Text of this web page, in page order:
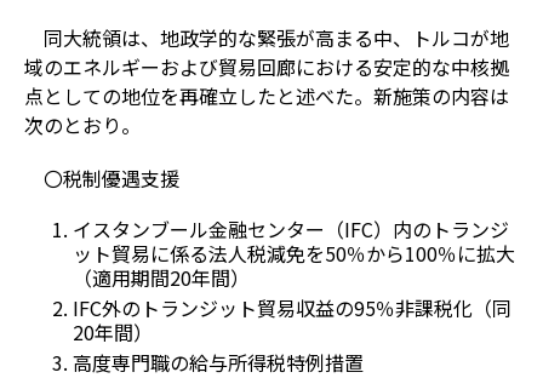
同大統領は、地政学的な緊張が高まる中、トルコが地
域のエネルギーおよび貿易回廊における安定的な中核拠
点としての地位を再確立したと述べた。新施策の内容は
次のとおり。
〇税制優遇支援
イスタンブール金融センター（IFC）内のトランジ
ット貿易に係る法人税減免を50％から100％に拡大
（適用期間20年間）
IFC外のトランジット貿易収益の95％非課税化（同
20年間）
高度専門職の給与所得税特例措置